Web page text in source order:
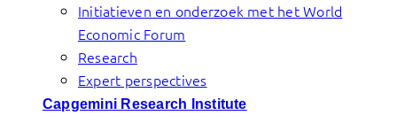
Initiatieven en onderzoek met het World
Economic Forum
Research
Expert perspectives
Capgemini Research Institute